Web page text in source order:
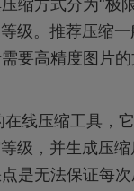
缩方式分为“极
等级。推荐压缩
要高精度图片
在线压缩工具，它
级，并生成压缩
是无法保证每